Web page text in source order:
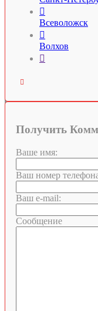

Всеволожск

Волхов


Получить
Ваше имя:
Ваш номер
Ваш e-mail:
Сообщение